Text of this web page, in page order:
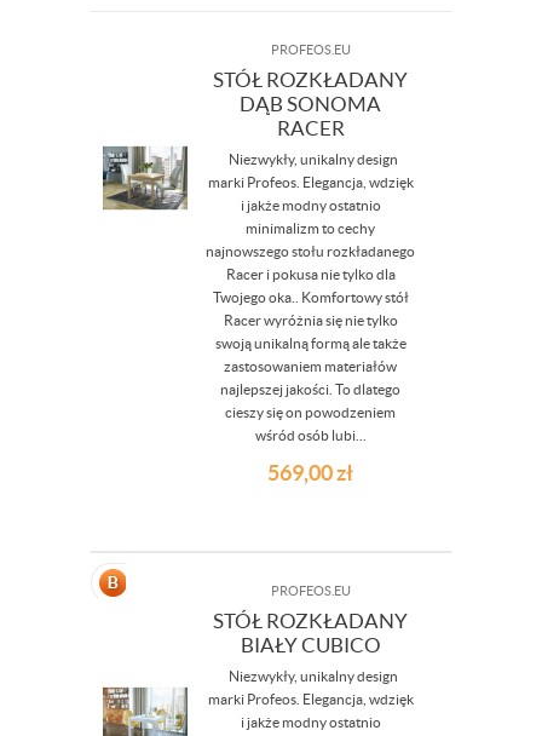
PROFEOS.EU
STÓŁ ROZKŁADANY
DĄB SONOMA
RACER
Niezwykły, unikalny design
marki Profeos. Elegancja, wdzięk
i jakże modny ostatnio
minimalizm to cechy
najnowszego stołu rozkładanego
Racer i pokusa nie tylko dla
Twojego oka.. Komfortowy stół
Racer wyróżnia się nie tylko
swoją unikalną formą ale także
zastosowaniem materiałów
najlepszej jakości. To dlatego
cieszy się on powodzeniem
wśród osób lubi...
569,00zł
PROFEOS.EU
STÓŁ ROZKŁADANY
BIAŁY CUBICO
Niezwykły, unikalny design
marki Profeos. Elegancja, wdzięk
i jakże modny ostatnio